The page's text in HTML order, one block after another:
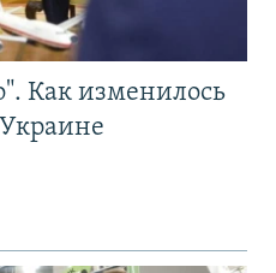
Как изменилось